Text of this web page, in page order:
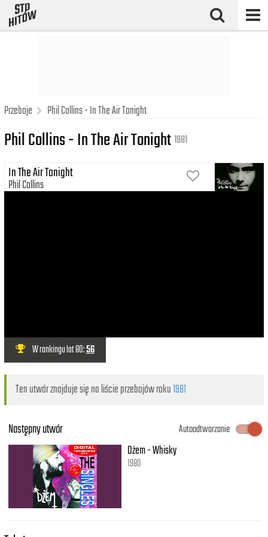
Przeboje Phil Collins - In The Air Tonight
Phil Collins - In The Air Tonight1981
In The Air Tonight
Phil Collins
W rankingu lat 80:56
Ten utwór znajduje się na liście przebojów roku1981
Następny utwór
Autoodtwarzanie
Dżem - Whisky
1980